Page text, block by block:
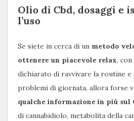
Olio di Cbd, dosaggi e
l’uso
Se siete in cerca di un metodo
ottenere un piacevole relax,
dichiarato di ravvivare la routine e
problemi di giornata, allora forse
qualche informazione in più sul
di cannabidiolo, metabolita della